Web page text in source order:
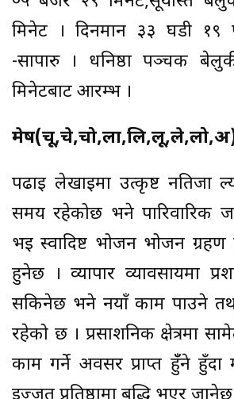
मिनेट । दिनमान ३३ घडी १९
-सापारु । धनिष्ठा पञ्चक
मिनेटबाट आरम्भ ।
पढाई लेखाईमा उत्कृष्ट नतिजा
समय रहेकोछ भने पारिवारिक
भई स्वादिष्ट भोजन भोजन ग्रहण
हुनेछ । व्यापार व्यावसायमा
सकिनेछ भने नयाँ काम पाउने
रहेको छ । प्रसाशनिक क्षेत्रमा
काम गर्ने अवसर प्राप्त हुँँने हुँदा